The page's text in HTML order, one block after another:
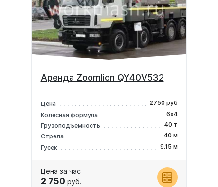
Аренда Zoomlion QY40V532
Цена
2750 руб
Колесная формула
6х4
Грузоподъемность
40 т
Стрела
40 м
Гусек
9.15 м
Цена за час
2 750 руб.